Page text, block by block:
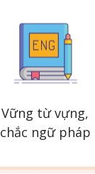
Vững từ vựng,
chắc ngữ pháp